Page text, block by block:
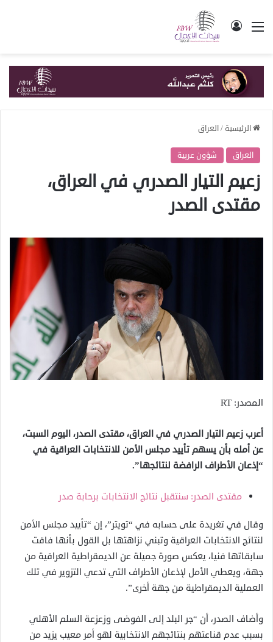
القائمة تسجيل الدخول
الرئيسية/العراق
العراق شؤون عربية
زعيم التيار الصدري في العراق،
مقتدى الصدر
المصدر: RT
أعرب زعيم التيار الصدري في العراق، مقتدى الصدر، اليوم السبت،
عن أمله بأن يسهم تأييد مجلس الأمن للانتخابات العراقية في
“إذعان الأطراف الرافضة لنتائجها”.
مقتدى الصدر: سنتقبل نتائج الانتخابات برحابة صدر
وقال في تغريدة على حسابه في “تويتر”، إن “تأييد مجلس الأمن
لنتائج الانتخابات العراقية وتبني نزاهتها بل القول بأنها فاقت
سابقاتها فنيا، يعكس صورة جميلة عن الديمقراطية العراقية من
جهة، ويعطي الأمل لإذعان الأطراف التي تدعي التزوير في تلك
العملية الديمقراطية من جهة أخرى”.
وأضاف الصدر، أن “جر البلد إلى الفوضى وزعزعة السلم الأهلي
بسبب عدم قناعتهم بنتائجهم الانتخابية لهو أمر معيب يزيد من